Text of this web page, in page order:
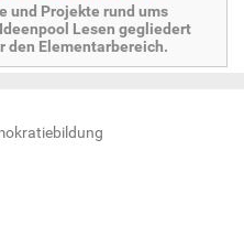
und Projekte rund ums
Lesen gegliedert
den Elementarbereich.